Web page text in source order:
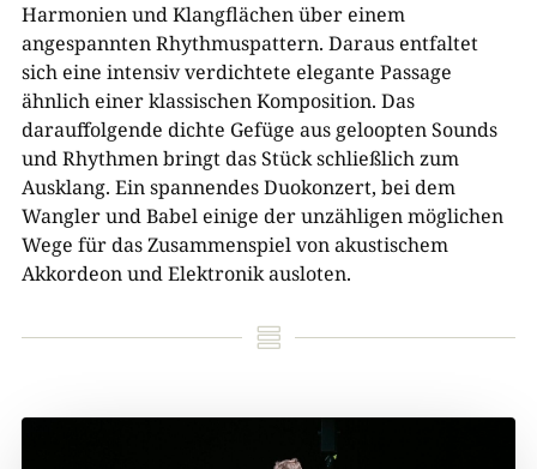
Harmonien und Klangflächen über einem
angespannten Rhythmuspattern. Daraus entfaltet
sich eine intensiv verdichtete elegante Passage
ähnlich einer klassischen Komposition. Das
darauffolgende dichte Gefüge aus geloopten Sounds
und Rhythmen bringt das Stück schließlich zum
Ausklang. Ein spannendes Duokonzert, bei dem
Wangler und Babel einige der unzähligen möglichen
Wege für das Zusammenspiel von akustischem
Akkordeon und Elektronik ausloten.
